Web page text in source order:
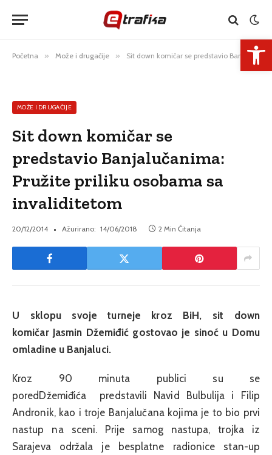
Početna » Može i drugačije » Sit down komičar se predstavio Banjalučanima: Pružite priliku osobama sa invaliditetom
MOŽE I DRUGAČIJE
Sit down komičar se
predstavio Banjalučanima:
Pružite priliku osobama sa
invaliditetom
20/12/2014 Ažurirano: 14/06/2018 2 Min Čitanja
U sklopu svoje turneje kroz BiH, sit down
komičar Jasmin Džemiđić gostovao je sinoć u Domu
omladine u Banjaluci.
Kroz 90 minuta publici su se
poredDžemiđića predstavili Navid Bulbulija i Filip
Andronik, kao i troje Banjalučana kojima je to bio prvi
nastup na sceni. Prije samog nastupa, trojka iz
Sarajeva održala je besplatne radionice stan-up